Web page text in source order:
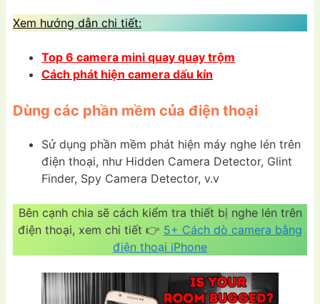
Xem hướng dẫn chi tiết:
Top 6 camera mini quay quay trộm
Cách phát hiện camera dấu kín
Dùng các phần mềm của điện thoại
Sử dụng phần mềm phát hiện máy nghe lén trên
điện thoại, như Hidden Camera Detector, Glint
Finder, Spy Camera Detector, v.v
Bên cạnh chia sẽ cách kiểm tra thiết bị nghe lén trên
điện thoại, xem chi tiết 👉 5+ Cách dò camera bằng
điện thoại iPhone